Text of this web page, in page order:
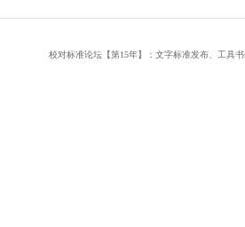
校对标准论坛【第15年】：文字标准发布、工具